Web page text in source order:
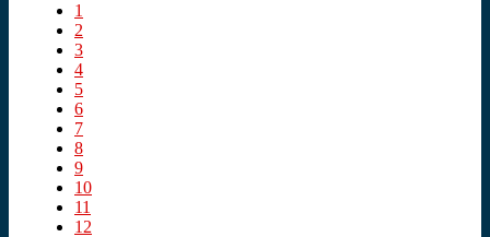
1
2
3
4
5
6
7
8
9
10
11
12